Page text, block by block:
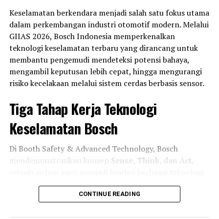
RELATED TOPICS:
MEDIA OTOMOTIF INDONESIA
MOBIL
NGASPAL TV
DON'T MISS
Mendarat di Dubai
Keselamatan berkendara menjadi salah satu fokus utama
dalam perkembangan industri otomotif modern. Melalui
GIIAS 2026, Bosch Indonesia memperkenalkan
teknologi keselamatan terbaru yang dirancang untuk
membantu pengemudi mendeteksi potensi bahaya,
mengambil keputusan lebih cepat, hingga mengurangi
risiko kecelakaan melalui sistem cerdas berbasis sensor.
Tiga Tahap Kerja Teknologi
Keselamatan Bosch
Di Booth Safety & Advanced Technology, Bosch
mendemonstrasikan konsep Sense, Think, dan Act
keselamatan aktif (Active Safety) pada kendaraan
CONTINUE READING